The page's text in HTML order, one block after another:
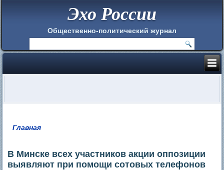
Эхо России
Общественно-политический журнал
Главная
В Минске всех участников акции оппозиции
выявляют при помощи сотовых телефонов